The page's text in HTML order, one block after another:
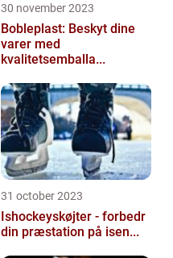
30 november 2023
Bobleplast: Beskyt dine
varer med
kvalitetsemballa...
31 october 2023
Ishockeyskøjter - forbedr
din præstation på isen...